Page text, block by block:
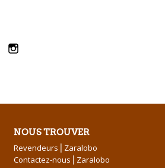
FacebookInstagram
NOUS TROUVER
Revendeurs⎪Zaralobo
Contactez-nous⎪Zaralobo